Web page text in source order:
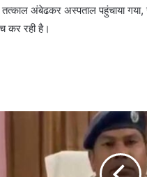
अंबेढकर अस्पताल पहुंचाया गया,
कर रही है।